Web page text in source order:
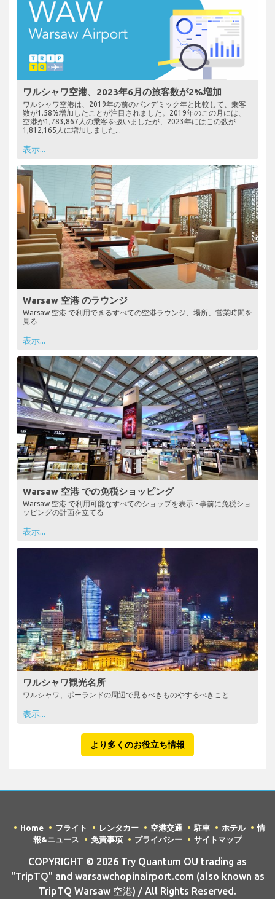
ワルシャワ空港、2023年6月の旅客数が2%増加
ワルシャワ空港は、2019年の前のパンデミック年と比較して、乗客
数が1.58%増加したことが注目されました。2019年のこの月には、
空港が1,783,867人の乗客を扱いましたが、2023年にはこの数が
1,812,165人に増加しました...
表示...
Warsaw 空港 のラウンジ
Warsaw 空港 で利用できるすべての空港ラウンジ、場所、営業時間を
見る
表示...
Warsaw 空港 での免税ショッピング
Warsaw 空港 で利用可能なすべてのショップを表示 - 事前に免税ショ
ッピングの計画を立てる
表示...
ワルシャワ観光名所
ワルシャワ、ポーランドの周辺で見るべきものやするべきこと
表示...
より多くのお役立ち情報
Home フライト レンタカー 空港交通 駐車 ホテル
情
報&ニュース
免責事項 プライバシー サイトマップ
COPYRIGHT © 2026 Try Quantum OU trading as
"TripTQ" and warsawchopinairport.com (also known as
TripTQ Warsaw 空港) / All Rights Reserved.